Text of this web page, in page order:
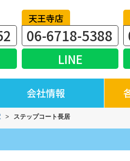
天王寺店
06-6718-5388
LINE
会社情報
> ステップコート長居